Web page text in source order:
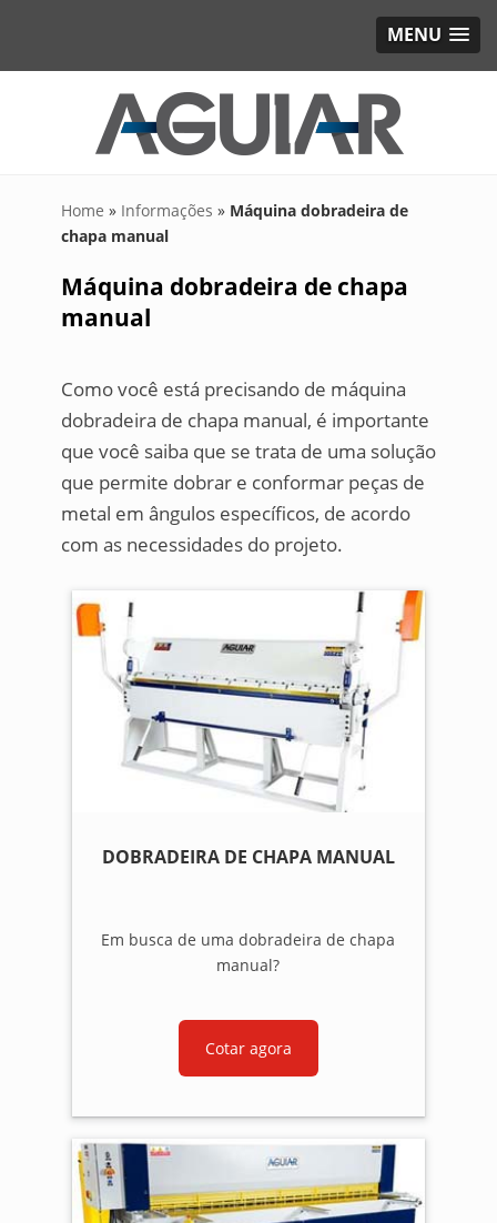
MENU
Home » Informações » Máquina dobradeira de
chapa manual
Máquina dobradeira de chapa
manual
Como você está precisando de máquina
dobradeira de chapa manual, é importante
que você saiba que se trata de uma solução
que permite dobrar e conformar peças de
metal em ângulos específicos, de acordo
com as necessidades do projeto.
DOBRADEIRA DE CHAPA MANUAL
Em busca de uma dobradeira de chapa
manual?
Cotar agora